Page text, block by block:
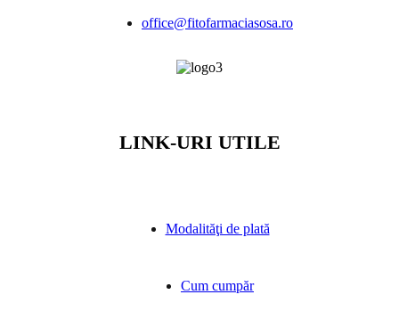
office@fitofarmaciasosa.ro
LINK-URI UTILE
Modalităţi de plată
Cum cumpăr